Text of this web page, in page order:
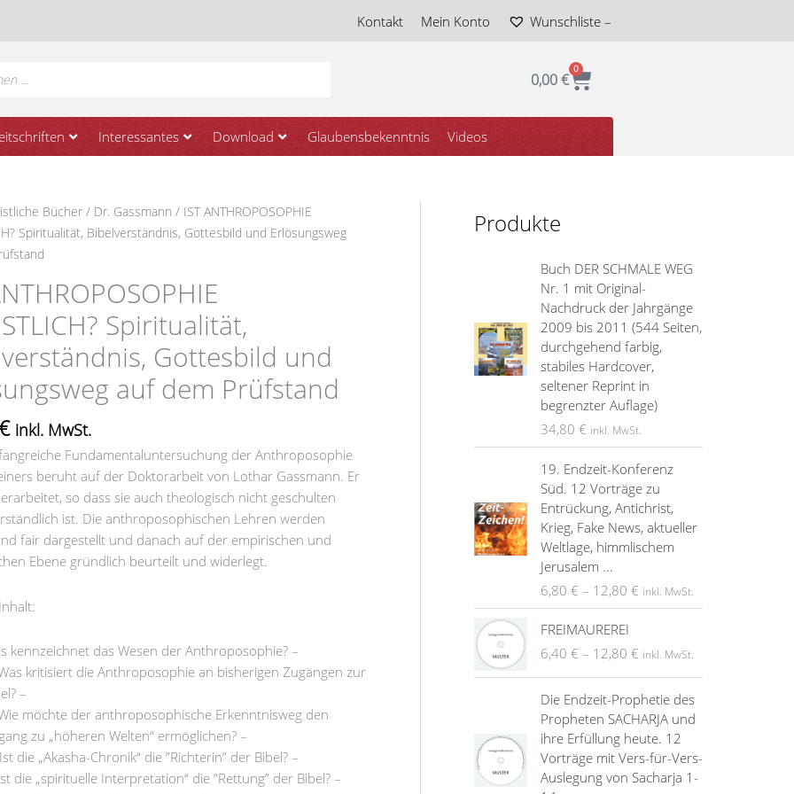
Kontakt Mein Konto Wunschliste –
0,00€
0
Warenkorb
Interessantes Download Glaubensbekenntnis Videos
Bücher / Dr. Gassmann / IST ANTHROPOSOPHIE
Spiritualität, Bibelverständnis, Gottesbild und Erlösungsweg
Spiritualität,
Gottesbild und
auf dem Prüfstand
inkl. MwSt.
Fundamentaluntersuchung der Anthroposophie
beruht auf der Doktorarbeit von Lothar Gassmann. Er
so dass sie auch theologisch nicht geschulten
ist. Die anthroposophischen Lehren werden
fair dargestellt und danach auf der empirischen und
Ebene gründlich beurteilt und widerlegt.
kennzeichnet das Wesen der Anthroposophie? –
kritisiert die Anthroposophie an bisherigen Zugängen zur
–
möchte der anthroposophische Erkenntnisweg den
zu „höheren Welten“ ermöglichen? –
die „Akasha-Chronik“ die ”Richterin” der Bibel? –
die „spirituelle Interpretation“ die ”Rettung” der Bibel? –
Produkte
Buch DER SCHMALE WEG
Nr. 1 mit Original-
Nachdruck der Jahrgänge
2009 bis 2011 (544 Seiten,
durchgehend farbig,
stabiles Hardcover,
seltener Reprint in
begrenzter Auflage)
34,80 € inkl. MwSt.
19. Endzeit-Konferenz
Süd. 12 Vorträge zu
Entrückung, Antichrist,
Krieg, Fake News, aktueller
Weltlage, himmlischem
Jerusalem ...
6,80 € – 12,80 € inkl. MwSt.
FREIMAUREREI
6,40 € – 12,80 € inkl. MwSt.
Die Endzeit-Prophetie des
Propheten SACHARJA und
ihre Erfüllung heute. 12
Vorträge mit Vers-für-Vers-
Auslegung von Sacharja 1-